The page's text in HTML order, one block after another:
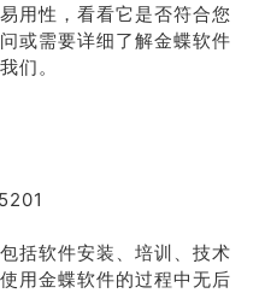
用性，看看它是否符合您
或需要详细了解金蝶软件
们。
括软件安装、培训、技术
用金蝶软件的过程中无后